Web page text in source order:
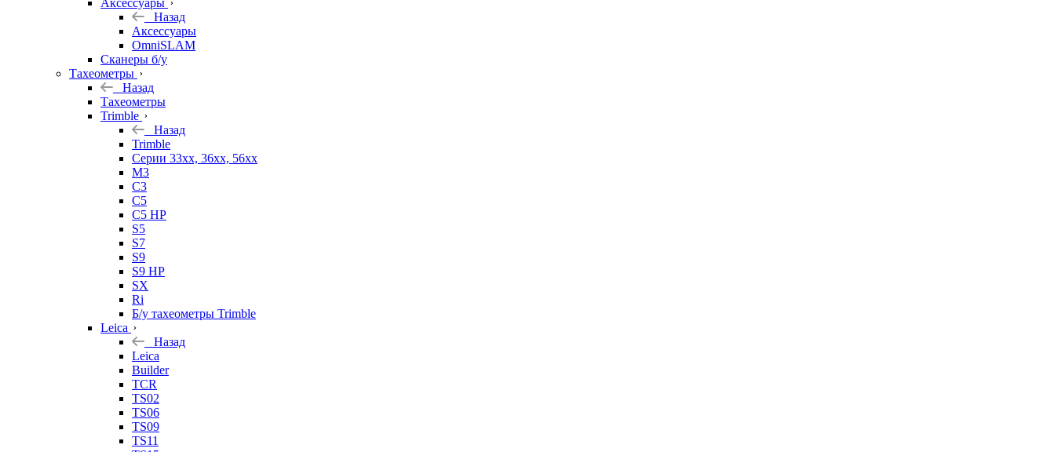
Аксессуары
Назад
Аксессуары
OmniSLAM
Сканеры б/у
Тахеометры
Назад
Тахеометры
Trimble
Назад
Trimble
Серии 33xx, 36xx, 56xx
M3
C3
C5
C5 HP
S5
S7
S9
S9 HP
SX
Ri
Б/у тахеометры Trimble
Leica
Назад
Leica
Builder
TCR
TS02
TS06
TS09
TS11